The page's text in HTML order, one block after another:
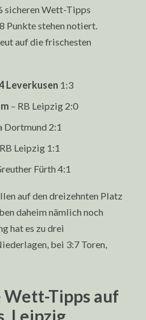
sicheren Wett-Tipps
Punkte stehen notiert.
auf die frischesten
Leverkusen 1:3
– RB Leipzig 2:0
Dortmund 2:1
Leipzig 1:1
Fürth 4:1
auf den dreizehnten Platz
daheim nämlich noch
hat es zu drei
bei 3:7 Toren,
Wett-Tipps auf
Leipzig